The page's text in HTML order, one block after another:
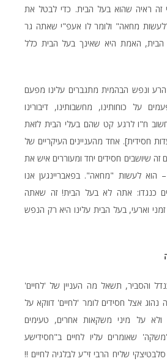
זה ראיה שהוא בעל הבית. כדי לבטל את
מחאה" ולומר לו אעפ"י שאתה גר
הבית, האמת היא שאינך בעל הבית כלל
ונפש הבהמית מתגברים עלינו מפעם
על כוחותינו, מחשבותינו, דיבורינו
ח"ו לרגע קט שהם בעלי הבית לזאת
חסידית]. אחד מהעניינים העיקריים של
שיושבים חסידים יחד ומעוררים איש את
הוא לעשות "מחאה". בפאבריינגען אנו
כנגדו: אתה לא בעל הבית! זה שאתה
וארעי, בעל הבית עלינו היא רק הנפש
והסביר, תשאל מה העניין של 'לחיים'
נהוג אצל חסידים לומר 'לחיים' דווקא על
ולא על מיני משקאות אחרים, טעימים
שאומרים עליו לחיים ב"חסידישע
שליח הרבי זי"ע לבלגיה לחיים !!